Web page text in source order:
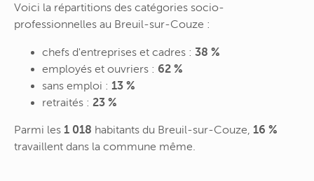
Voici la répartitions des catégories socio-
professionnelles au Breuil-sur-Couze :
chefs d'entreprises et cadres : 38 %
employés et ouvriers : 62 %
sans emploi : 13 %
retraités : 23 %
Parmi les 1 018 habitants du Breuil-sur-Couze, 16 %
travaillent dans la commune même.